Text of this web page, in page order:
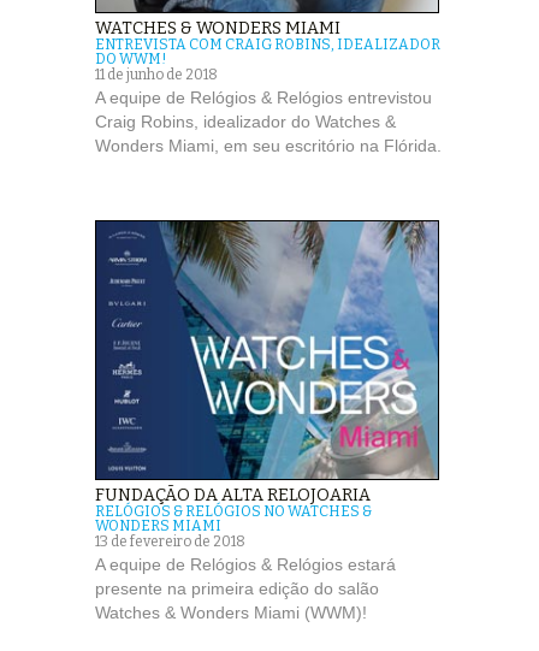
WATCHES & WONDERS MIAMI
ENTREVISTA COM CRAIG ROBINS, IDEALIZADOR
DO WWM!
11 de junho de 2018
A equipe de Relógios & Relógios entrevistou
Craig Robins, idealizador do Watches &
Wonders Miami, em seu escritório na Flórida.
FUNDAÇÃO DA ALTA RELOJOARIA
RELÓGIOS & RELÓGIOS NO WATCHES &
WONDERS MIAMI
13 de fevereiro de 2018
A equipe de Relógios & Relógios estará
presente na primeira edição do salão
Watches & Wonders Miami (WWM)!